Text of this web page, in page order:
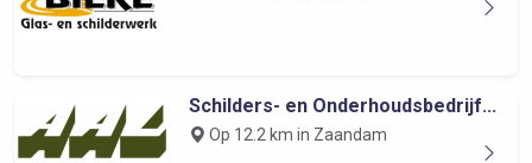
Schilders- en Onderhoudsbedrijf...
Op 12.2 km in Zaandam